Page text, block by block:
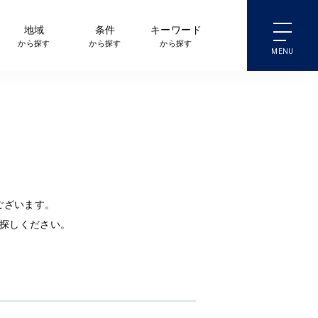
地域
から探す
条件
から探す
キーワード
から探す
います。
しください。